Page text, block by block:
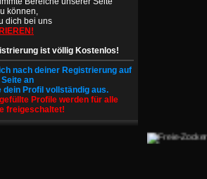
können,
dich bei uns
ist völlig Kostenlos!
nach deiner Registrierung auf
an
dein Profil vollständig aus.
Profile werden für alle
freigeschaltet!